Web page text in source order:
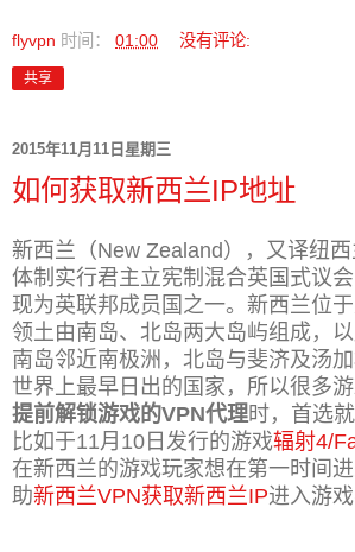
flyvpn 时间： 01:00 没有评论:
共享
2015年11月11日星期三
如何获取新西兰IP地址
新西兰（New Zealand），又译纽
体制实行君主立宪制混合英国式议会
现为英联邦成员国之一。新西兰位于
领土由南岛、北岛两大岛屿组成，以
南岛邻近南极洲，北岛与斐济及汤
世界上最早日出的国家，所以很多
提前解锁游戏的VPN代理时，首选
比如于11月10日发行的游戏辐射4/
在新西兰的游戏玩家想在第一时间
助新西兰VPN获取新西兰IP进入游戏